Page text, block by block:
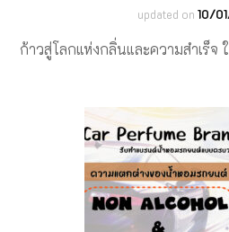
updated on 10/
ก้าวสู่โลกแห่งกลิ่นและความสำเร็